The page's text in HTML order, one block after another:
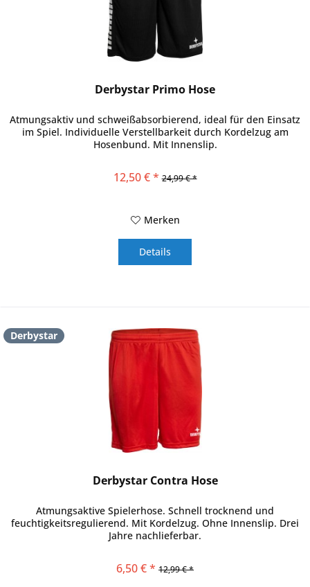
Derbystar Primo Hose
Atmungsaktiv und schweißabsorbierend, ideal für den Einsatz
im Spiel. Individuelle Verstellbarkeit durch Kordelzug am
Hosenbund. Mit Innenslip.
12,50 € * 24,99 € *
Merken
Details
Derbystar
Derbystar Contra Hose
Atmungsaktive Spielerhose. Schnell trocknend und
feuchtigkeitsregulierend. Mit Kordelzug. Ohne Innenslip. Drei
Jahre nachlieferbar.
6,50 € * 12,99 € *